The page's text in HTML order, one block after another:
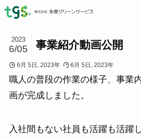
事業紹介動画公開
2023
6/05
6月 5日, 2023年 6月 5日, 2023年
職人の普段の作業の様子、事業
画が完成しました。
入社間もない社員も活躍も活躍